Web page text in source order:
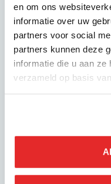
en om ons
informatie over uw
partners voor social
partners kunnen deze
informatie die u aan
verzameld op basis
Meer weten? Lees
Deel dit evenement